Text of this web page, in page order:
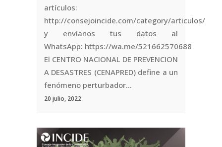
artículos:
http://consejoincide.com/category/articulos/
y envíanos tus datos al
WhatsApp: https://wa.me/521662570688
El CENTRO NACIONAL DE PREVENCION
A DESASTRES (CENAPRED) define a un
fenómeno perturbador...
20 julio, 2022